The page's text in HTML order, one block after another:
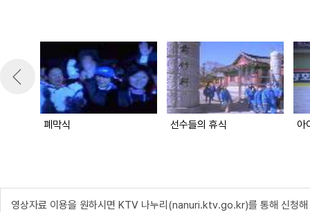
폐막식 선수들의 휴식
영상자료 이용을 원하시면 KTV 나누리(nanuri.ktv.go.kr)를 통해 신청해